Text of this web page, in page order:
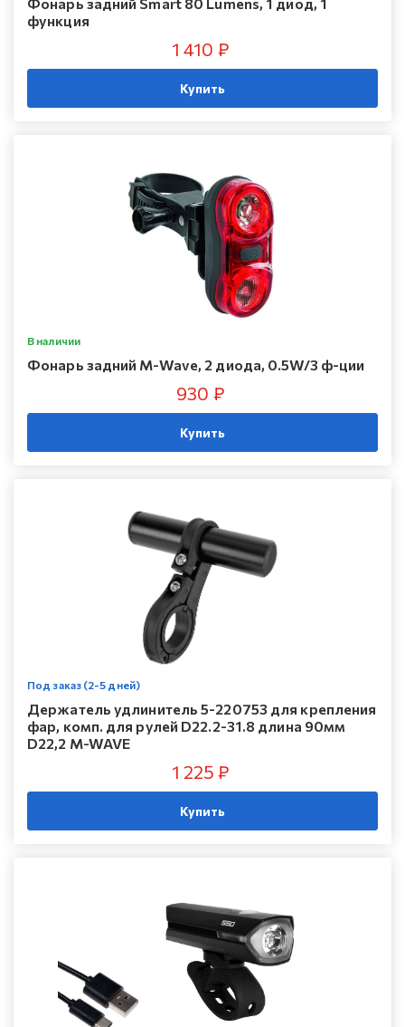
функция
1 410 ₽
Купить
В наличии
Фонарь задний M-Wave, 2 диода, 0.5W/3 ф-ции
930 ₽
Купить
Под заказ (2-5 дней)
Держатель удлинитель 5-220753 для крепления
фар, комп. для рулей D22.2-31.8 длина 90мм
D22,2 M-WAVE
1 225 ₽
Купить